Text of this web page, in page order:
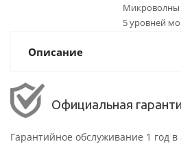
Микроволны
5 уровней
Описание
Официальная
Гарантийное обслуживание 1 год